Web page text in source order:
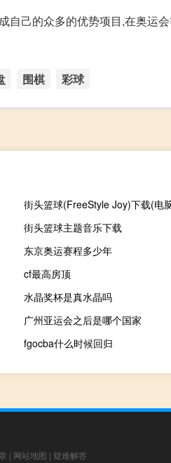
己的众多的优势项目,在奥运
围棋 彩球
街头篮球(FreeStyle Joy)下载(电
街头篮球主题音乐下载
东京奥运赛程多少年
cf最高房顶
水晶奖杯是真水晶吗
广州亚运会之后是哪个国家
fgocba什么时候回归
| 网站地图 | 疑难解答